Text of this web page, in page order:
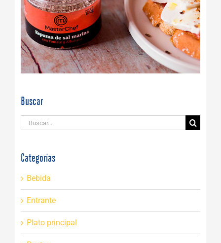
Buscar
Buscar:
Categorías
Bebida
Entrante
Plato principal